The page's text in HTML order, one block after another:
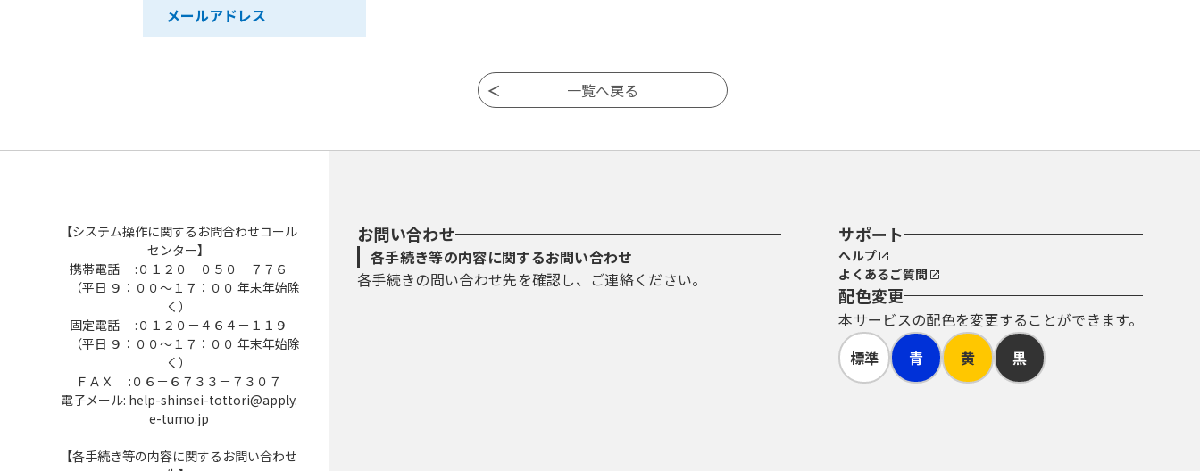
メールアドレス
【システム操作に関するお問合わせコール
センター】
携帯電話 :０１２０－０５０－７７６
（平日 ９：００～１７：００ 年末年始除
く）
固定電話 :０１２０－４６４－１１９
（平日 ９：００～１７：００ 年末年始除
く）
ＦＡＸ :０６－６７３３－７３０７
電子メール: help-shinsei-tottori@apply.
e-tumo.jp
【各手続き等の内容に関するお問い合わせ
お問い合わせ
各手続き等の内容に関するお問い合わせ
各手続きの問い合わせ先を確認し、ご連絡ください。
サポート
ヘルプ
よくあるご質問
配色変更
本サービスの配色を変更することができます。
標準
青 黄 黒